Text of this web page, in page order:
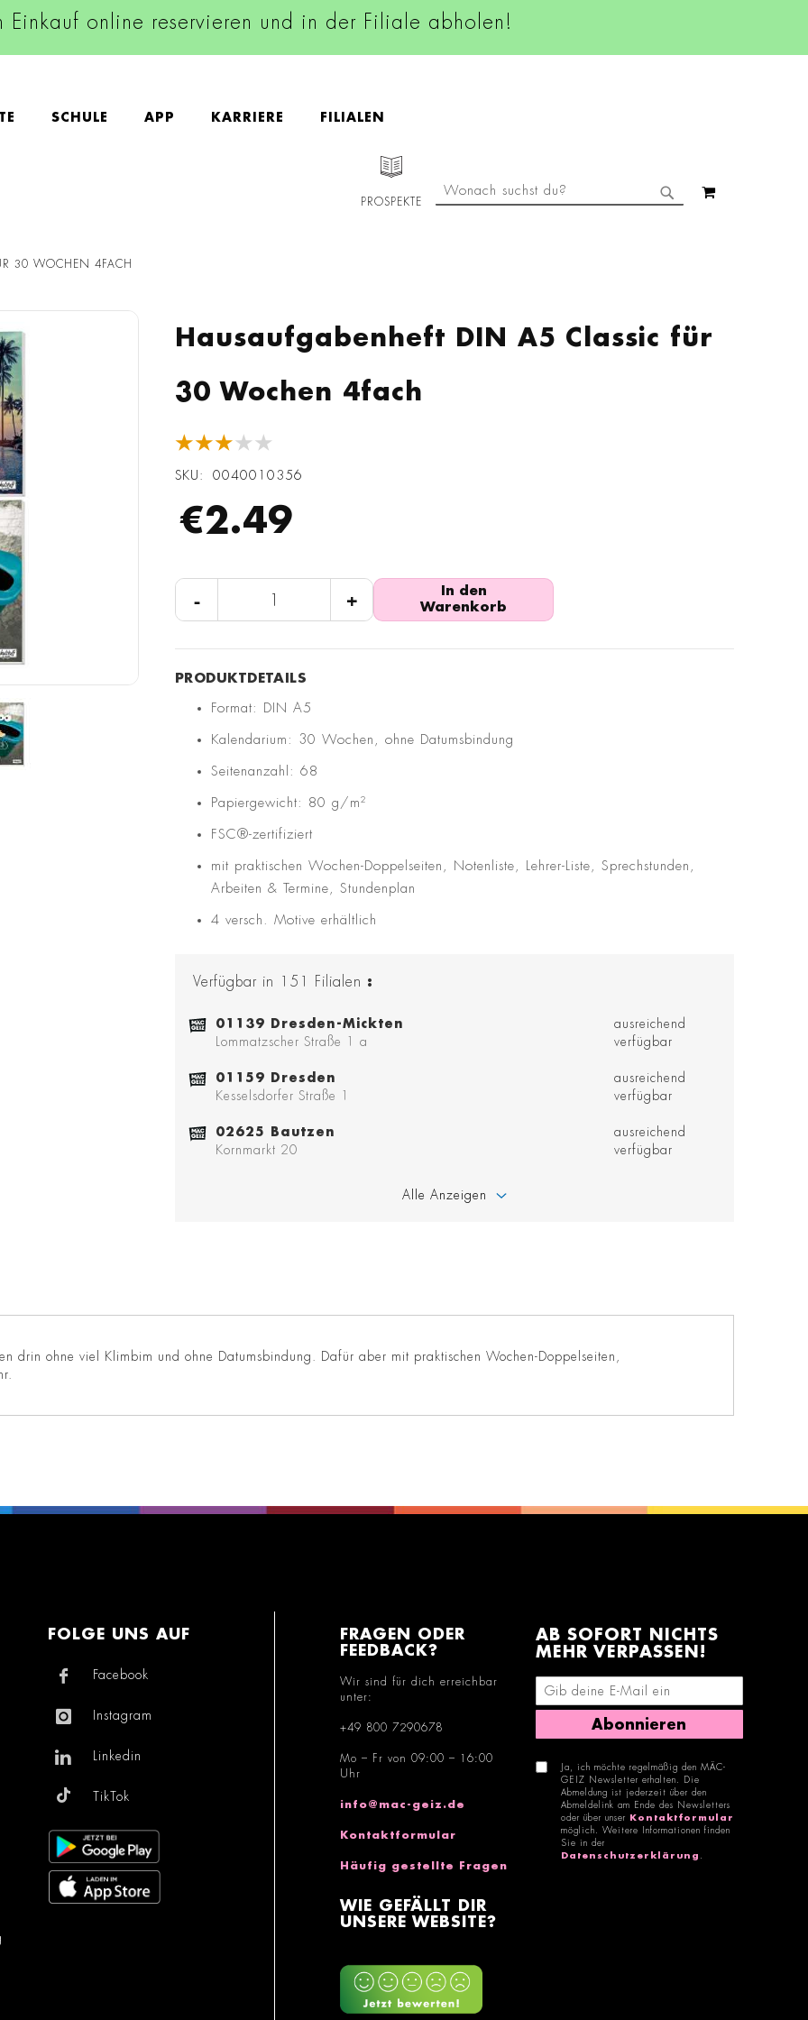
Einkauf online reservieren und in der Filiale abholen!
SCHULE APP KARRIERE FILIALEN
PROSPEKTE
SUCHE
30 WOCHEN 4FACH
Hausaufgabenheft DIN A5 Classic für
30 Wochen 4fach
★★★★★
SKU 0040010356
€2.49
- +
In den
Warenkorb
Format: DIN A5
Kalendarium: 30 Wochen, ohne Datumsbindung
Seitenanzahl: 68
Papiergewicht: 80 g/m²
FSC®-zertifiziert
mit praktischen Wochen-Doppelseiten, Notenliste, Lehrer-Liste, Sprechstunden,
Arbeiten & Termine, Stundenplan
4 versch. Motive erhältlich
Verfügbar in 151 Filialen :
01139 Dresden-Mickten
Lommatzscher Straße 1 a
ausreichend
verfügbar
01159 Dresden
Kesselsdorfer Straße 1
ausreichend
verfügbar
02625 Bautzen
Kornmarkt 20
ausreichend
verfügbar
Alle Anzeigen
drin ohne viel Klimbim und ohne Datumsbindung. Dafür aber mit praktischen Wochen-Doppelseiten,
FOLGE UNS AUF
Facebook
Instagram
Linkedin
TikTok
FRAGEN ODER
FEEDBACK?
Wir sind für dich erreichbar
unter:
+49 800 7290678
Mo – Fr von 09:00 – 16:00
Uhr
info@mac-geiz.de
Kontaktformular
Häufig gestellte Fragen
WIE GEFÄLLT DIR
UNSERE WEBSITE?
AB SOFORT NICHTS
MEHR VERPASSEN!
E-Mail-Adresse eingeben
Abonnieren
Ja, ich möchte regelmäßig den MÄC-
GEIZ Newsletter erhalten. Die
Abmeldung ist jederzeit über den
Abmeldelink am Ende des Newsletters
oder über unser
Kontaktformular
möglich. Weitere Informationen finden
Sie in der
Datenschutzerklärung .